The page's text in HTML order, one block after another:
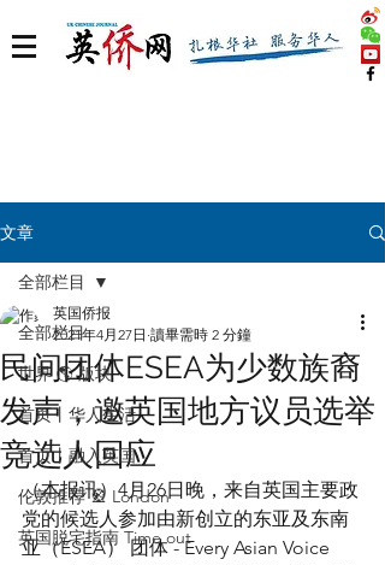
文章
全部栏目
世界 🌎 版块
首页丨华人生活
首页丨融入英国
伦敦推荐 🎡 London
英国脱宅指南 Time out
全部栏目
民间团体ESEA为少数族裔
发声，邀英国地方议员选举
竞选人回应
英国侨报
2021年4月27日 讀畢需時 2 分鐘
（本报讯）4月26日晚，来自英国主要政
党的候选人参加由新创立的东亚及东南
亚（ESEA） 团体 - Every Asian Voice